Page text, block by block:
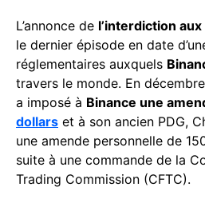
L’annonce de l’interdiction
le dernier épisode en date
réglementaires auxquels
travers le monde. En
a imposé à Binance une
dollars et à son ancien PDG,
une amende personnelle de
suite à une commande de la
Trading Commission (CFTC).